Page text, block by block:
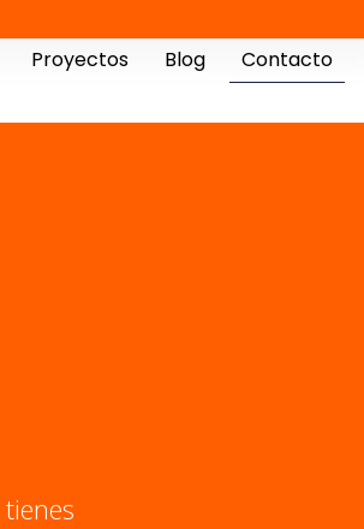
Proyectos Blog Contacto